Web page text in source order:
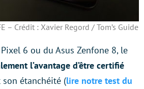
– Crédit : Xavier Regord / Tom’s Guide
6 ou du Asus Zenfone 8, le
l’avantage d’être certifié
étanchéité (lire notre test du